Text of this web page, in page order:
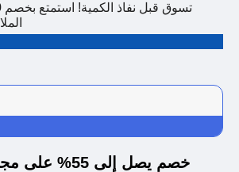
خصم يصل إلى 55% على مجوهرات الأطفال